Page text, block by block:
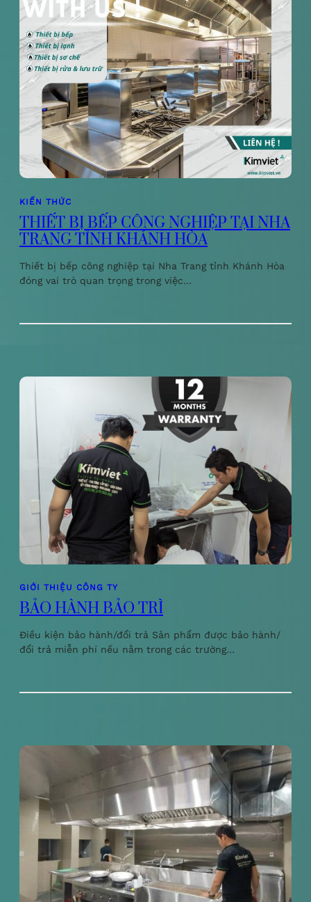
KIẾN THỨC
THIẾT BỊ BẾP CÔNG NGHIỆP TẠI NHA
TRANG TỈNH KHÁNH HÒA
Thiết bị bếp công nghiệp tại Nha Trang tỉnh Khánh Hòa
đóng vai trò quan trọng trong việc…
GIỚI THIỆU CÔNG TY
BẢO HÀNH BẢO TRÌ
Điều kiện bảo hành/đổi trả Sản phẩm được bảo hành/
đổi trả miễn phí nếu nằm trong các trường…